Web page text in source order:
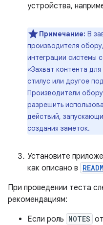
устройства,
Примечание: В
производителя
интеграции системы
«Захват контента
стилус или другое
Производители
разрешить
действий,
создания заметок.
Установите
как описано в
При проведении теста
рекомендациям:
Если роль NOTES